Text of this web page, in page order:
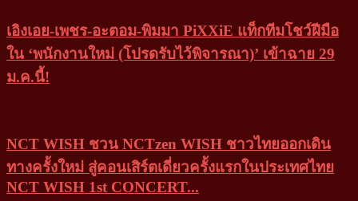
เอิงเอย-เพชร-อะตอม-พิมมา PiXXiE แท็กทีมโชว์ฝีมือ
ใน ‘พนักงานใหม่ (โปรดรับไว้พิจารณา)’ เข้าฉาย 29
ม.ค.นี้!
NCT WISH ชวน NCTzen WISH ชาวไทยออกเดิน
ทางครั้งใหม่ สู่คอนเสิร์ตเดี่ยวครั้งแรกในประเทศไทย
NCT WISH 1st CONCERT...